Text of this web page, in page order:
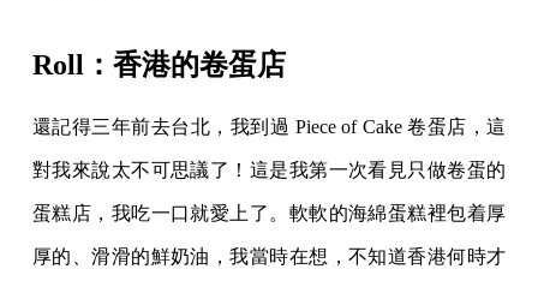
Roll：香港的卷蛋店
還記得三年前去台北，我到過 Piece of Cake 卷蛋店，這
對我來說太不可思議了！這是我第一次看見只做卷蛋的
蛋糕店，我吃一口就愛上了。軟軟的海綿蛋糕裡包着厚
厚的、滑滑的鮮奶油，我當時在想，不知道香港何時才